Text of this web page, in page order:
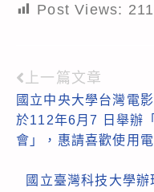
Post Views: 211
Read
more
articles
上一篇文章
國立中央大學台灣電
於112年6月7 日舉辦
會」，惠請喜歡使用
國立臺灣科技大學